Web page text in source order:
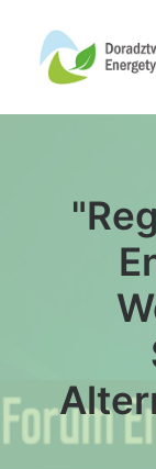
Aktualności
Wydarzenia
Oferta
Kontakt